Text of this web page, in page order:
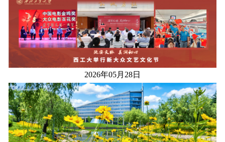
2026年05月28日